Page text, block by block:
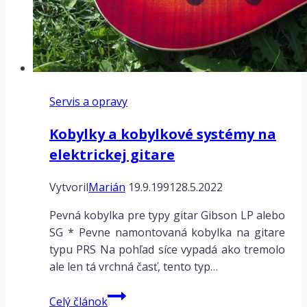
Servis a opravy
Kobylky a kobylkové systémy na
elektrickej gitare
VytvorilMarián 19.9.199128.5.2022
Pevná kobylka pre typy gitar Gibson LP alebo
SG * Pevne namontovaná kobylka na gitare
typu PRS Na pohľad síce vypadá ako tremolo
ale len tá vrchná časť, tento typ…
Celý článokKobylky